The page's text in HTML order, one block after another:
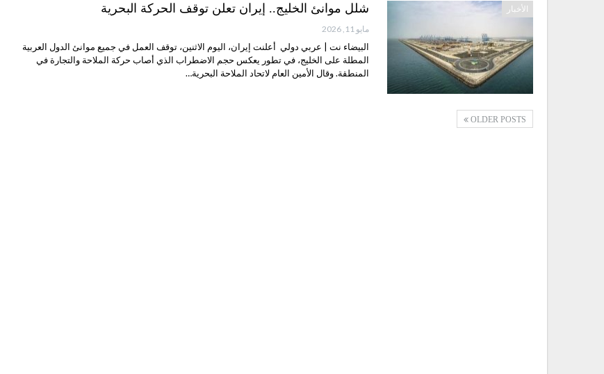
الأخبار شلل موانئ الخليج.. إيران تعلن توقف الحركة البحرية
مايو 11, 2026
البيضاء نت | عربي دولي أعلنت إيران، اليوم الاثنين، توقف العمل في جميع موانئ الدول العربية
المطلة على الخليج، في تطور يعكس حجم الاضطراب الذي أصاب حركة الملاحة والتجارة في
المنطقة. وقال الأمين العام لاتحاد الملاحة البحرية…
OLDER POSTS